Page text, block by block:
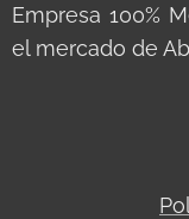
Empresa 100%
el mercado de